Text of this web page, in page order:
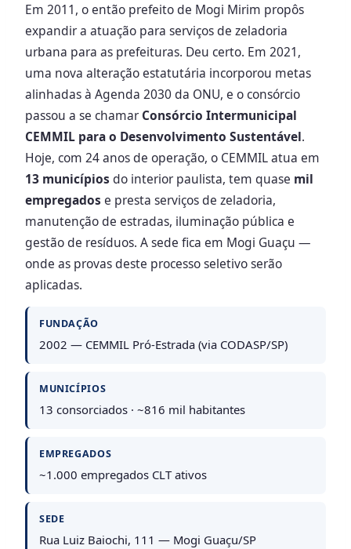
Em 2011, o então prefeito de Mogi Mirim propôs
expandir a atuação para serviços de zeladoria
urbana para as prefeituras. Deu certo. Em 2021,
uma nova alteração estatutária incorporou metas
alinhadas à Agenda 2030 da ONU, e o consórcio
passou a se chamar Consórcio Intermunicipal
CEMMIL para o Desenvolvimento Sustentável.
Hoje, com 24 anos de operação, o CEMMIL atua em
13 municípios do interior paulista, tem quase mil
empregados e presta serviços de zeladoria,
manutenção de estradas, iluminação pública e
gestão de resíduos. A sede fica em Mogi Guaçu —
onde as provas deste processo seletivo serão
aplicadas.
FUNDAÇÃO
2002 — CEMMIL Pró-Estrada (via CODASP/SP)
MUNICÍPIOS
13 consorciados · ~816 mil habitantes
EMPREGADOS
~1.000 empregados CLT ativos
SEDE
Rua Luiz Baiochi, 111 — Mogi Guaçu/SP